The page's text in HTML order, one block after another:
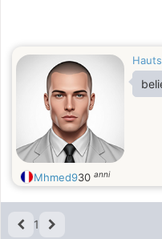
Mhmed930 anni
1